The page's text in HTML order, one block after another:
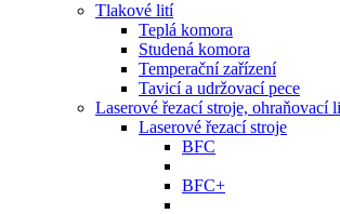
Tlakové lití
Teplá komora
Studená komora
Temperační zařízení
Tavicí a udržovací pece
Laserové řezací stroje, ohraňovací
Laserové řezací stroje
BFC
BFC+